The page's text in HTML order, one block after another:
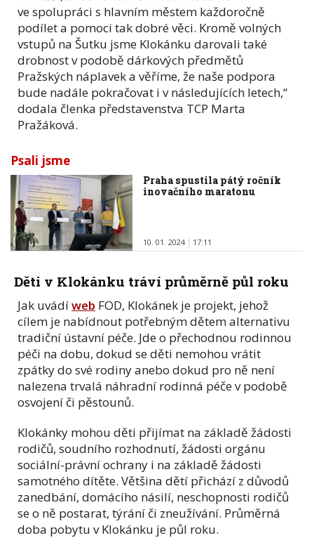
ve spolupráci s hlavním městem každoročně
podílet a pomoci tak dobré věci. Kromě volných
vstupů na Šutku jsme Klokánku darovali také
drobnost v podobě dárkových předmětů
Pražských náplavek a věříme, že naše podpora
bude nadále pokračovat i v následujících letech,“
dodala členka představenstva TCP Marta
Pražáková.
Psali jsme
Praha spustila pátý ročník
inovačního maratonu
10. 01. 2024 17:11
Děti v Klokánku tráví průměrně půl roku
Jak uvádíweb FOD, Klokánek je projekt, jehož
cílem je nabídnout potřebným dětem alternativu
tradiční ústavní péče. Jde o přechodnou rodinnou
péči na dobu, dokud se děti nemohou vrátit
zpátky do své rodiny anebo dokud pro ně není
nalezena trvalá náhradní rodinná péče v podobě
osvojení či pěstounů.
Klokánky mohou děti přijímat na základě žádosti
rodičů, soudního rozhodnutí, žádosti orgánu
sociální-právní ochrany i na základě žádosti
samotného dítěte. Většina dětí přichází z důvodů
zanedbání, domácího násilí, neschopnosti rodičů
se o ně postarat, týrání či zneužívání. Průměrná
doba pobytu v Klokánku je půl roku.